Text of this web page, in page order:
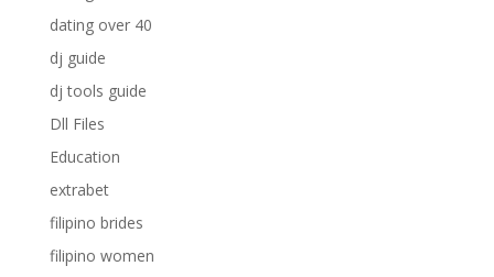
dating over 40
dj guide
dj tools guide
Dll Files
Education
extrabet
filipino brides
filipino women